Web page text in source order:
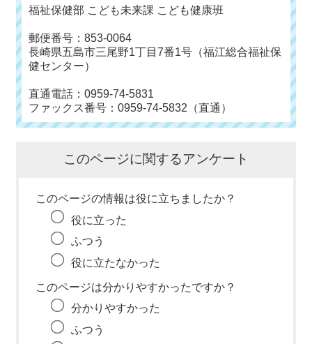
福祉保健部 こども未来課 こども健康班
郵便番号：853-0064
長崎県五島市三尾野1丁目7番1号（福江総合福祉保
健センター）
直通電話：0959-74-5831
ファックス番号：0959-74-5832（直通）
このページに関するアンケート
このページの情報は役に立ちましたか？
役に立った
ふつう
役に立たなかった
このページは分かりやすかったですか？
分かりやすかった
ふつう